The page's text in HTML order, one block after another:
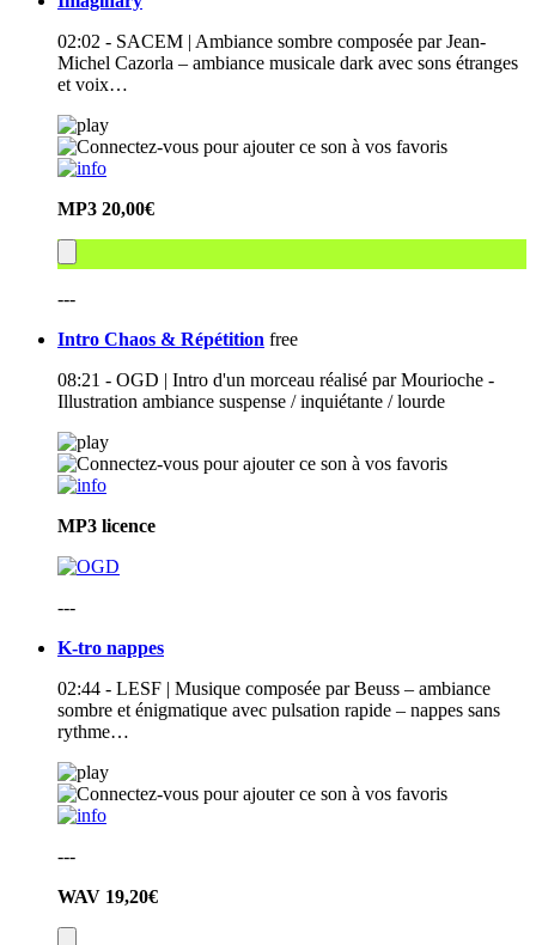
02:02 - SACEM | Ambiance sombre composée par Jean-
Michel Cazorla – ambiance musicale dark avec sons étranges
et voix…
MP3 20,00€
---
Intro Chaos & Répétition free
08:21 - OGD | Intro d'un morceau réalisé par Mourioche -
Illustration ambiance suspense / inquiétante / lourde
MP3 licence
---
K-tro nappes
02:44 - LESF | Musique composée par Beuss – ambiance
sombre et énigmatique avec pulsation rapide – nappes sans
rythme…
---
WAV 19,20€